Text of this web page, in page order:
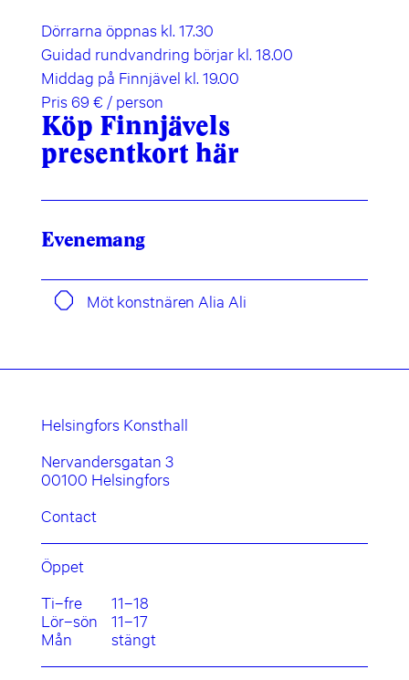
Dörrarna öppnas kl. 17.30
Guidad rundvandring börjar kl. 18.00
Middag på Finnjävel kl. 19.00
Pris 69 € / person
Köp Finnjävels
presentkort här
Evenemang
Möt konstnären Alia Ali
Helsingfors Konsthall
Nervandersgatan 3
00100 Helsingfors
Contact
Öppet
Ti–fre
11–18
Lör–sön
11–17
Mån
stängt